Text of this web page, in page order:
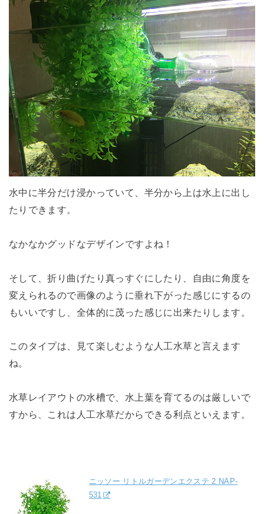
水中に半分だけ浸かっていて、半分から上は水上に出し
たりできます。
なかなかグッドなデザインですよね！
そして、折り曲げたり真っすぐにしたり、自由に角度を
変えられるので画像のように垂れ下がった感じにするの
もいいですし、全体的に茂った感じに出来たりします。
このタイプは、見て楽しむような人工水草と言えます
ね。
水草レイアウトの水槽で、水上葉を育てるのは厳しいで
すから、これは人工水草だからできる利点といえます。
ニッソー リトルガーデンエクステ 2 NAP-
531